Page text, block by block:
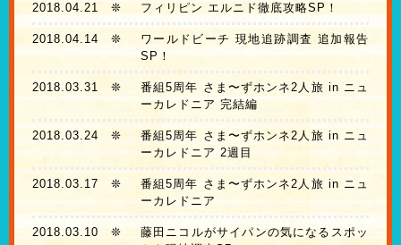
2018.04.21 ❊ フィリピン エルニド徹底攻略SP！
2018.04.14 ❊
ワールドビーチ 現地追跡調査 追加報告
SP！
2018.03.31 ❊
番組5周年 さま〜ずホンネ2人旅 in ニュ
ーカレドニア 完結編
2018.03.24 ❊
番組5周年 さま〜ずホンネ2人旅 in ニュ
ーカレドニア 2週目
2018.03.17 ❊
番組5周年 さま〜ずホンネ2人旅 in ニュ
ーカレドニア
2018.03.10 ❊
藤田ニコルがサイパンの気になるスポッ